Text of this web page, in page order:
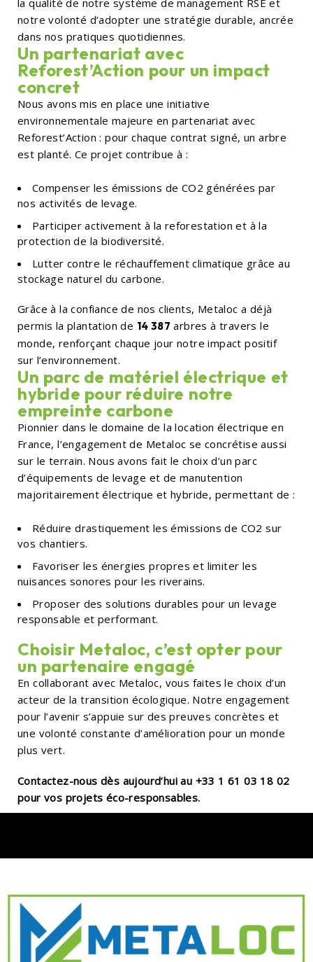
la qualité de notre système de management RSE et
notre volonté d’adopter une stratégie durable, ancrée
dans nos pratiques quotidiennes.
Un partenariat avec
Reforest’Action pour un impact
concret
Nous avons mis en place une initiative
environnementale majeure en partenariat avec
Reforest’Action : pour chaque contrat signé, un arbre
est planté. Ce projet contribue à :
Compenser les émissions de CO2 générées par
nos activités de levage.
Participer activement à la reforestation et à la
protection de la biodiversité.
Lutter contre le réchauffement climatique grâce au
stockage naturel du carbone.
Grâce à la confiance de nos clients, Metaloc a déjà
permis la plantation de 14 387 arbres à travers le
monde, renforçant chaque jour notre impact positif
sur l’environnement.
Un parc de matériel électrique et
hybride pour réduire notre
empreinte carbone
Pionnier dans le domaine de la location électrique en
France, l’engagement de Metaloc se concrétise aussi
sur le terrain. Nous avons fait le choix d’un parc
d’équipements de levage et de manutention
majoritairement électrique et hybride, permettant de :
Réduire drastiquement les émissions de CO2 sur
vos chantiers.
Favoriser les énergies propres et limiter les
nuisances sonores pour les riverains.
Proposer des solutions durables pour un levage
responsable et performant.
Choisir Metaloc, c’est opter pour
un partenaire engagé
En collaborant avec Metaloc, vous faites le choix d’un
acteur de la transition écologique. Notre engagement
pour l’avenir s’appuie sur des preuves concrètes et
une volonté constante d’amélioration pour un monde
plus vert.
Contactez-nous dès aujourd’hui au +33 1 61 03 18 02
pour vos projets éco-responsables.